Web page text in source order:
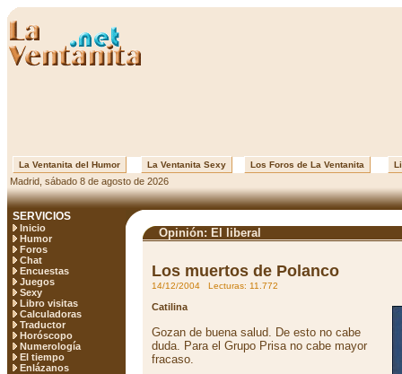
La Ventanita del Humor La Ventanita Sexy Los Foros de La Ventanita
Madrid, sábado 8 de agosto de 2026
SERVICIOS
Inicio
Humor
Foros
Chat
Encuestas
Juegos
Sexy
Libro visitas
Calculadoras
Traductor
Horóscopo
Numerología
El tiempo
Enlázanos
Opinión: El liberal
Los muertos de Polanco
14/12/2004 Lecturas: 11.772
Catilina
Gozan de buena salud. De esto no cabe
duda. Para el Grupo Prisa no cabe mayor
fracaso.